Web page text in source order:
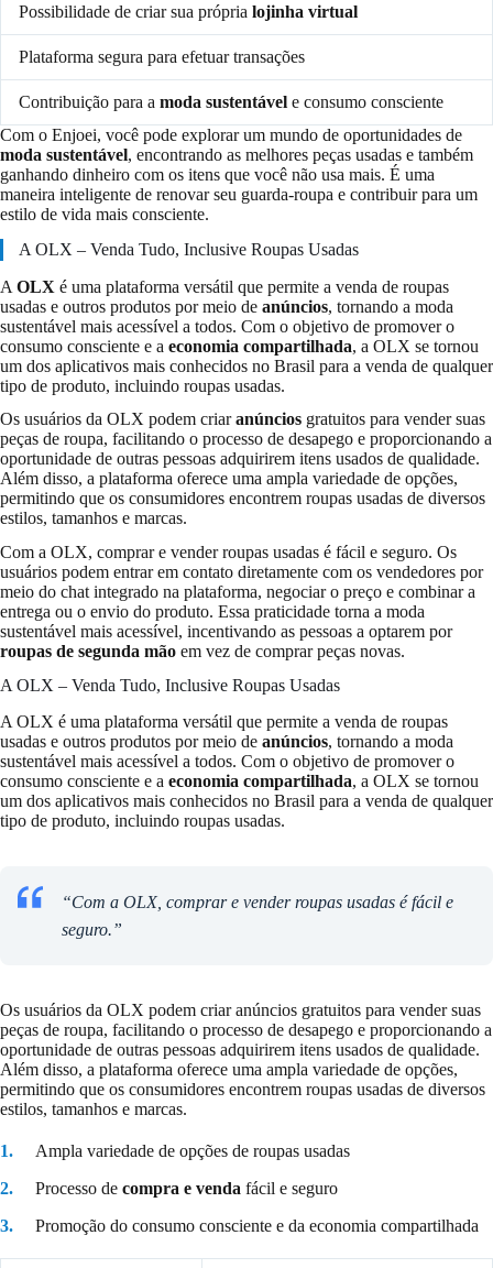
Possibilidade de criar sua própria lojinha virtual
Plataforma segura para efetuar transações
Contribuição para a moda sustentável e consumo consciente
Com o Enjoei, você pode explorar um mundo de oportunidades de
moda sustentável, encontrando as melhores peças usadas e também
ganhando dinheiro com os itens que você não usa mais. É uma
maneira inteligente de renovar seu guarda-roupa e contribuir para um
estilo de vida mais consciente.
A OLX – Venda Tudo, Inclusive Roupas Usadas
A OLX é uma plataforma versátil que permite a venda de roupas
usadas e outros produtos por meio de anúncios, tornando a moda
sustentável mais acessível a todos. Com o objetivo de promover o
consumo consciente e a economia compartilhada, a OLX se tornou
um dos aplicativos mais conhecidos no Brasil para a venda de qualquer
tipo de produto, incluindo roupas usadas.
Os usuários da OLX podem criaranúncios gratuitos para vender suas
peças de roupa, facilitando o processo de desapego e proporcionando a
oportunidade de outras pessoas adquirirem itens usados de qualidade.
Além disso, a plataforma oferece uma ampla variedade de opções,
permitindo que os consumidores encontrem roupas usadas de diversos
estilos, tamanhos e marcas.
Com a OLX, comprar e vender roupas usadas é fácil e seguro. Os
usuários podem entrar em contato diretamente com os vendedores por
meio do chat integrado na plataforma, negociar o preço e combinar a
entrega ou o envio do produto. Essa praticidade torna a moda
sustentável mais acessível, incentivando as pessoas a optarem por
roupas de segunda mão em vez de comprar peças novas.
A OLX – Venda Tudo, Inclusive Roupas Usadas
A OLX é uma plataforma versátil que permite a venda de roupas
usadas e outros produtos por meio de anúncios, tornando a moda
sustentável mais acessível a todos. Com o objetivo de promover o
consumo consciente e a economia compartilhada, a OLX se tornou
um dos aplicativos mais conhecidos no Brasil para a venda de qualquer
tipo de produto, incluindo roupas usadas.
“Com a OLX, comprar e vender roupas usadas é fácil e
seguro.”
Os usuários da OLX podem criar anúncios gratuitos para vender suas
peças de roupa, facilitando o processo de desapego e proporcionando a
oportunidade de outras pessoas adquirirem itens usados de qualidade.
Além disso, a plataforma oferece uma ampla variedade de opções,
permitindo que os consumidores encontrem roupas usadas de diversos
estilos, tamanhos e marcas.
Ampla variedade de opções de roupas usadas
Processo de compra e venda fácil e seguro
Promoção do consumo consciente e da economia compartilhada